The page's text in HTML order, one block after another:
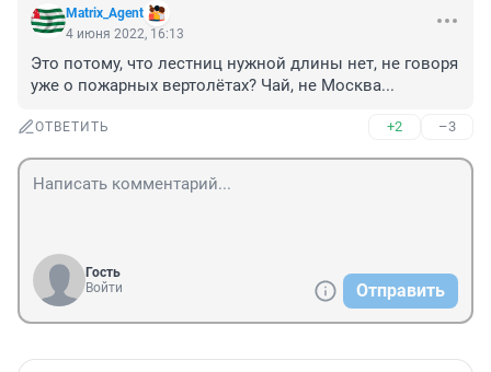
Matrix_Agеnt
4 июня 2022, 16:13
Это потому, что лестниц нужной длины нет, не говоря
уже о пожарных вертолётах? Чай, не Москва...
ОТВЕТИТЬ +2 –3
Гость
Войти
Отправить